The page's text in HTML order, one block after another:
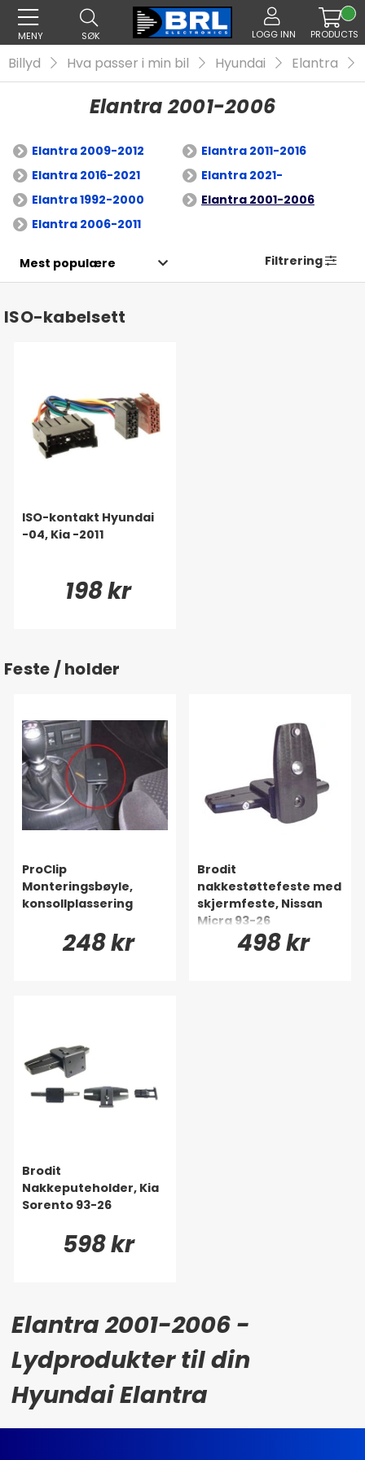
MENY SØK LOGG INN PRODUCTS
Billyd Hva passer i min bil Hyundai Elantra
Elantra 2001-2006
Elantra 2009-2012
Elantra 2011-2016
Elantra 2016-2021
Elantra 2021-
Elantra 1992-2000
Elantra 2001-2006
Elantra 2006-2011
Filtrering
ISO-kabelsett
ISO-kontakt Hyundai
-04, Kia -2011
198 kr
Feste / holder
ProClip
Monteringsbøyle,
konsollplassering
248 kr
Brodit
nakkestøttefeste med
skjermfeste, Nissan
Micra 93-26
498 kr
Brodit
Nakkeputeholder, Kia
Sorento 93-26
598 kr
Elantra 2001-2006 -
Lydprodukter til din
Hyundai Elantra